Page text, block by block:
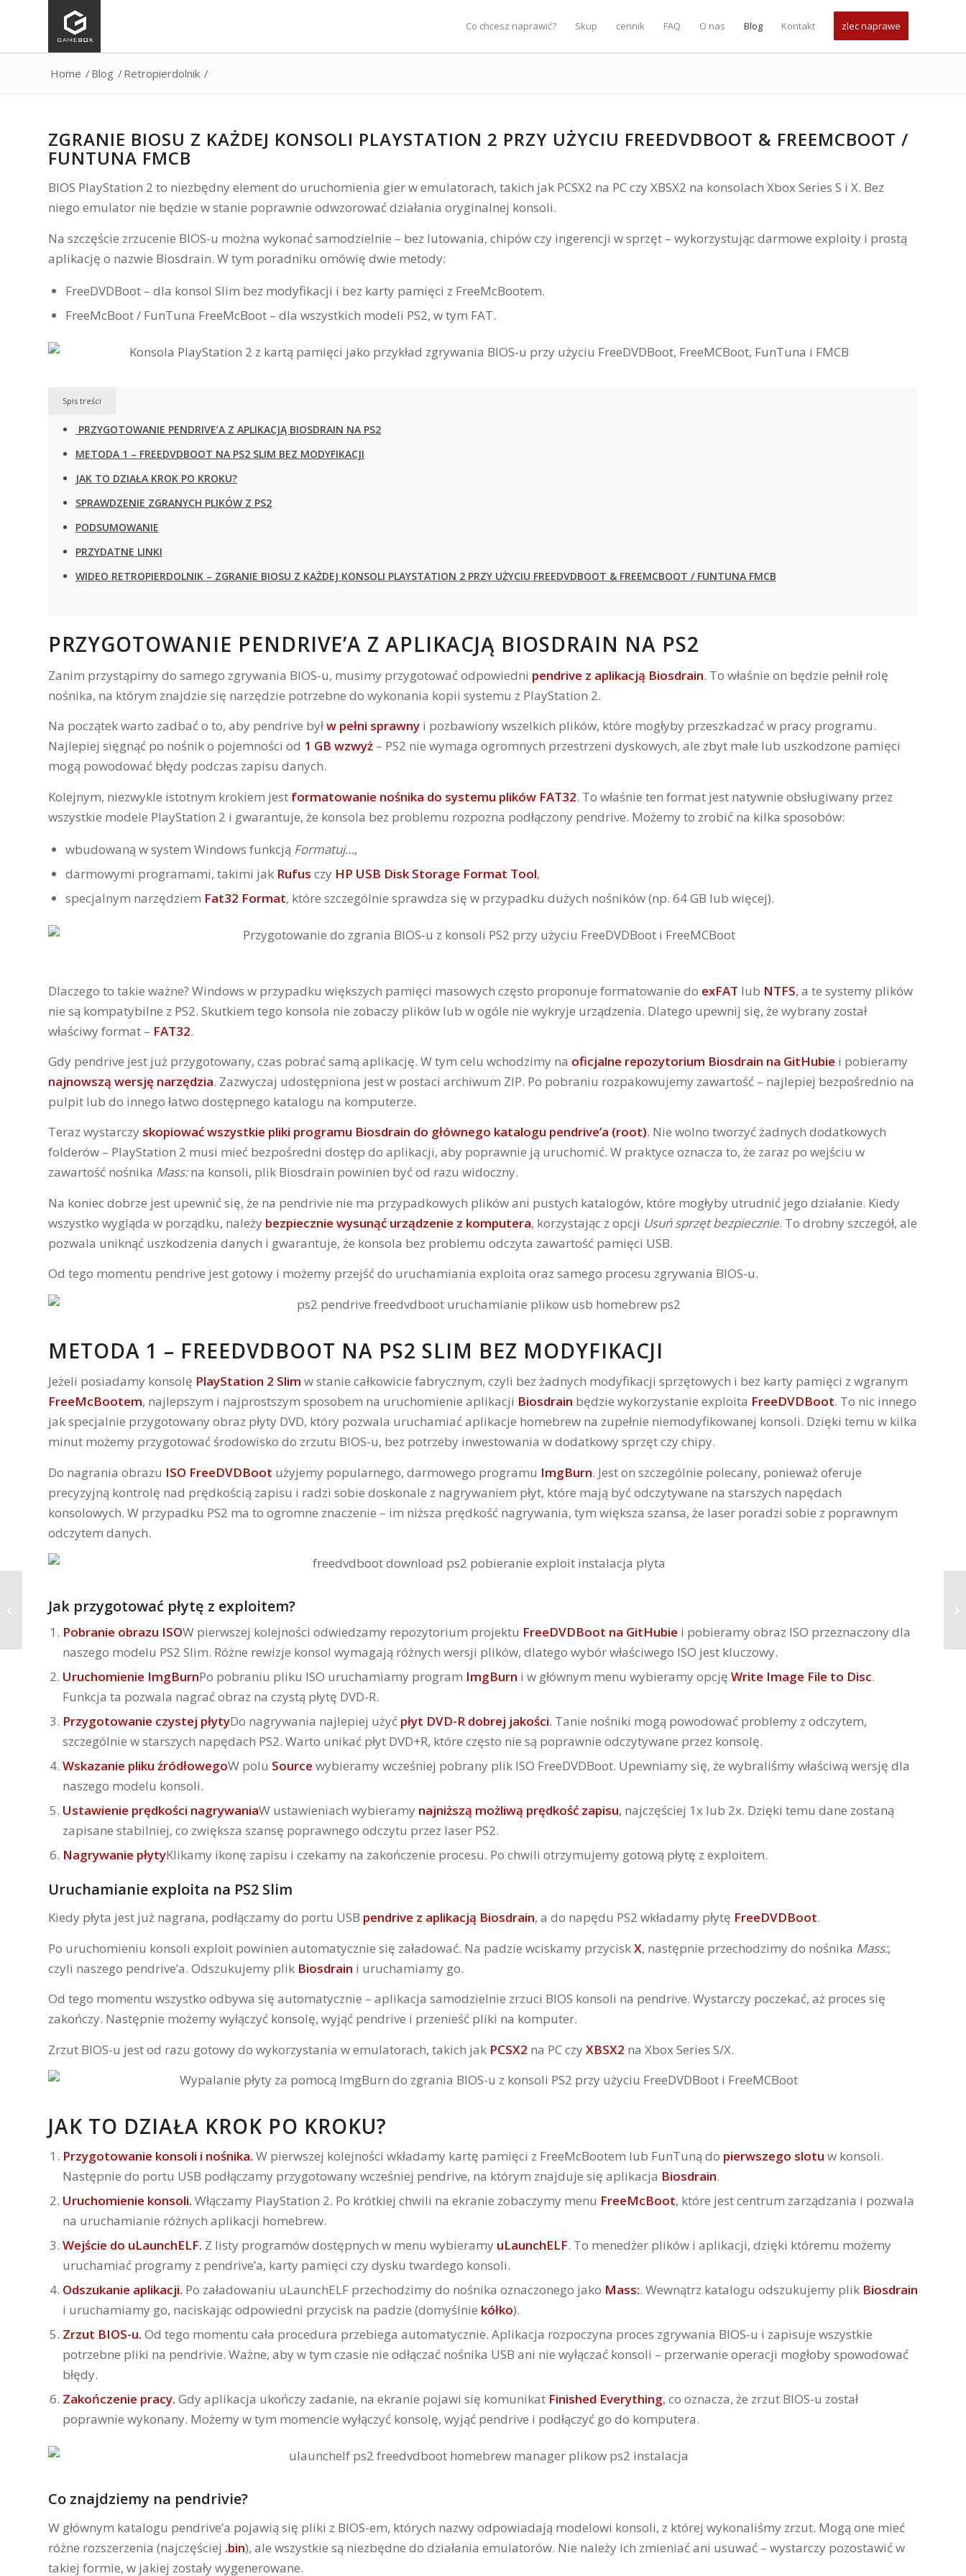
Co chcesz naprawić? Skup cennik FAQ O nas Blog Kontakt zlec naprawe
Home / Blog / Retropierdolnik /
ZGRANIE BIOSU Z KAŻDEJ KONSOLI PLAYSTATION 2 PRZY UŻYCIU FREEDVDBOOT & FREEMCBOOT /
FUNTUNA FMCB
BIOS PlayStation 2 to niezbędny element do uruchomienia gier w emulatorach, takich jak PCSX2 na PC czy XBSX2 na konsolach Xbox Series S i X. Bez
niego emulator nie będzie w stanie poprawnie odwzorować działania oryginalnej konsoli.
Na szczęście zrzucenie BIOS-u można wykonać samodzielnie – bez lutowania, chipów czy ingerencji w sprzęt – wykorzystując darmowe exploity i prostą
aplikację o nazwie Biosdrain. W tym poradniku omówię dwie metody:
FreeDVDBoot – dla konsol Slim bez modyfikacji i bez karty pamięci z FreeMcBootem.
FreeMcBoot / FunTuna FreeMcBoot – dla wszystkich modeli PS2, w tym FAT.
Spis treści
PRZYGOTOWANIE PENDRIVE’A Z APLIKACJĄ BIOSDRAIN NA PS2
METODA 1 – FREEDVDBOOT NA PS2 SLIM BEZ MODYFIKACJI
JAK TO DZIAŁA KROK PO KROKU?
SPRAWDZENIE ZGRANYCH PLIKÓW Z PS2
PODSUMOWANIE
PRZYDATNE LINKI
WIDEO RETROPIERDOLNIK – ZGRANIE BIOSU Z KAŻDEJ KONSOLI PLAYSTATION 2 PRZY UŻYCIU FREEDVDBOOT & FREEMCBOOT / FUNTUNA FMCB
PRZYGOTOWANIE PENDRIVE’A Z APLIKACJĄ BIOSDRAIN NA PS2
Zanim przystąpimy do samego zgrywania BIOS-u, musimy przygotować odpowiedni pendrive z aplikacją Biosdrain. To właśnie on będzie pełnił rolę
nośnika, na którym znajdzie się narzędzie potrzebne do wykonania kopii systemu z PlayStation 2.
Na początek warto zadbać o to, aby pendrive byłw pełni sprawny i pozbawiony wszelkich plików, które mogłyby przeszkadzać w pracy programu.
Najlepiej sięgnąć po nośnik o pojemności od 1 GB wzwyż – PS2 nie wymaga ogromnych przestrzeni dyskowych, ale zbyt małe lub uszkodzone pamięci
mogą powodować błędy podczas zapisu danych.
Kolejnym, niezwykle istotnym krokiem jest formatowanie nośnika do systemu plików FAT32. To właśnie ten format jest natywnie obsługiwany przez
wszystkie modele PlayStation 2 i gwarantuje, że konsola bez problemu rozpozna podłączony pendrive. Możemy to zrobić na kilka sposobów:
wbudowaną w system Windows funkcją Formatuj…,
darmowymi programami, takimi jak Rufus czy HP USB Disk Storage Format Tool,
specjalnym narzędziem Fat32 Format, które szczególnie sprawdza się w przypadku dużych nośników (np. 64 GB lub więcej).
Dlaczego to takie ważne? Windows w przypadku większych pamięci masowych często proponuje formatowanie do exFAT lub NTFS, a te systemy plików
nie są kompatybilne z PS2. Skutkiem tego konsola nie zobaczy plików lub w ogóle nie wykryje urządzenia. Dlatego upewnij się, że wybrany został
właściwy format – FAT32.
Gdy pendrive jest już przygotowany, czas pobrać samą aplikację. W tym celu wchodzimy na oficjalne repozytorium Biosdrain na GitHubie i pobieramy
najnowszą wersję narzędzia. Zazwyczaj udostępniona jest w postaci archiwum ZIP. Po pobraniu rozpakowujemy zawartość – najlepiej bezpośrednio na
pulpit lub do innego łatwo dostępnego katalogu na komputerze.
Teraz wystarczy skopiować wszystkie pliki programu Biosdrain do głównego katalogu pendrive’a (root). Nie wolno tworzyć żadnych dodatkowych
folderów – PlayStation 2 musi mieć bezpośredni dostęp do aplikacji, aby poprawnie ją uruchomić. W praktyce oznacza to, że zaraz po wejściu w
zawartość nośnika Mass:na konsoli, plik Biosdrain powinien być od razu widoczny.
Na koniec dobrze jest upewnić się, że na pendrivie nie ma przypadkowych plików ani pustych katalogów, które mogłyby utrudnić jego działanie. Kiedy
wszystko wygląda w porządku, należy bezpiecznie wysunąć urządzenie z komputera, korzystając z opcji Usuń sprzęt bezpiecznie. To drobny szczegół, ale
pozwala uniknąć uszkodzenia danych i gwarantuje, że konsola bez problemu odczyta zawartość pamięci USB.
Od tego momentu pendrive jest gotowy i możemy przejść do uruchamiania exploita oraz samego procesu zgrywania BIOS-u.
METODA 1 – FREEDVDBOOT NA PS2 SLIM BEZ MODYFIKACJI
Jeżeli posiadamy konsolę PlayStation 2 Slim w stanie całkowicie fabrycznym, czyli bez żadnych modyfikacji sprzętowych i bez karty pamięci z wgranym
FreeMcBootem, najlepszym i najprostszym sposobem na uruchomienie aplikacji Biosdrain będzie wykorzystanie exploita FreeDVDBoot. To nic innego
jak specjalnie przygotowany obraz płyty DVD, który pozwala uruchamiać aplikacje homebrew na zupełnie niemodyfikowanej konsoli. Dzięki temu w kilka
minut możemy przygotować środowisko do zrzutu BIOS-u, bez potrzeby inwestowania w dodatkowy sprzęt czy chipy.
Do nagrania obrazu ISO FreeDVDBoot użyjemy popularnego, darmowego programu ImgBurn. Jest on szczególnie polecany, ponieważ oferuje
precyzyjną kontrolę nad prędkością zapisu i radzi sobie doskonale z nagrywaniem płyt, które mają być odczytywane na starszych napędach
konsolowych. W przypadku PS2 ma to ogromne znaczenie – im niższa prędkość nagrywania, tym większa szansa, że laser poradzi sobie z poprawnym
odczytem danych.
Jak przygotować płytę z exploitem?
Pobranie obrazu ISOW pierwszej kolejności odwiedzamy repozytorium projektu FreeDVDBoot na GitHubie i pobieramy obraz ISO przeznaczony dla
naszego modelu PS2 Slim. Różne rewizje konsol wymagają różnych wersji plików, dlatego wybór właściwego ISO jest kluczowy.
Uruchomienie ImgBurnPo pobraniu pliku ISO uruchamiamy program ImgBurn i w głównym menu wybieramy opcję Write Image File to Disc.
Funkcja ta pozwala nagrać obraz na czystą płytę DVD-R.
Przygotowanie czystej płytyDo nagrywania najlepiej użyć płyt DVD-R dobrej jakości. Tanie nośniki mogą powodować problemy z odczytem,
szczególnie w starszych napędach PS2. Warto unikać płyt DVD+R, które często nie są poprawnie odczytywane przez konsolę.
Wskazanie pliku źródłowegoW polu Source wybieramy wcześniej pobrany plik ISO FreeDVDBoot. Upewniamy się, że wybraliśmy właściwą wersję dla
naszego modelu konsoli.
Ustawienie prędkości nagrywaniaW ustawieniach wybieramy najniższą możliwą prędkość zapisu, najczęściej 1x lub 2x. Dzięki temu dane zostaną
zapisane stabilniej, co zwiększa szansę poprawnego odczytu przez laser PS2.
Nagrywanie płytyKlikamy ikonę zapisu i czekamy na zakończenie procesu. Po chwili otrzymujemy gotową płytę z exploitem.
Uruchamianie exploita na PS2 Slim
Kiedy płyta jest już nagrana, podłączamy do portu USB pendrive z aplikacją Biosdrain, a do napędu PS2 wkładamy płytę FreeDVDBoot.
Po uruchomieniu konsoli exploit powinien automatycznie się załadować. Na padzie wciskamy przyciskX, następnie przechodzimy do nośnika Mass:,
czyli naszego pendrive’a. Odszukujemy plik Biosdrain i uruchamiamy go.
Od tego momentu wszystko odbywa się automatycznie – aplikacja samodzielnie zrzuci BIOS konsoli na pendrive. Wystarczy poczekać, aż proces się
zakończy. Następnie możemy wyłączyć konsolę, wyjąć pendrive i przenieść pliki na komputer.
Zrzut BIOS-u jest od razu gotowy do wykorzystania w emulatorach, takich jak PCSX2 na PC czyXBSX2 na Xbox Series S/X.
JAK TO DZIAŁA KROK PO KROKU?
Przygotowanie konsoli i nośnika. W pierwszej kolejności wkładamy kartę pamięci z FreeMcBootem lub FunTuną do pierwszego slotu w konsoli.
Następnie do portu USB podłączamy przygotowany wcześniej pendrive, na którym znajduje się aplikacja Biosdrain.
Uruchomienie konsoli. Włączamy PlayStation 2. Po krótkiej chwili na ekranie zobaczymy menu FreeMcBoot, które jest centrum zarządzania i pozwala
na uruchamianie różnych aplikacji homebrew.
Wejście do uLaunchELF. Z listy programów dostępnych w menu wybieramy uLaunchELF. To menedżer plików i aplikacji, dzięki któremu możemy
uruchamiać programy z pendrive’a, karty pamięci czy dysku twardego konsoli.
Odszukanie aplikacji. Po załadowaniu uLaunchELF przechodzimy do nośnika oznaczonego jako Mass:. Wewnątrz katalogu odszukujemy plik Biosdrain
i uruchamiamy go, naciskając odpowiedni przycisk na padzie (domyślnie kółko).
Zrzut BIOS-u. Od tego momentu cała procedura przebiega automatycznie. Aplikacja rozpoczyna proces zgrywania BIOS-u i zapisuje wszystkie
potrzebne pliki na pendrivie. Ważne, aby w tym czasie nie odłączać nośnika USB ani nie wyłączać konsoli – przerwanie operacji mogłoby spowodować
błędy.
Zakończenie pracy. Gdy aplikacja ukończy zadanie, na ekranie pojawi się komunikat Finished Everything, co oznacza, że zrzut BIOS-u został
poprawnie wykonany. Możemy w tym momencie wyłączyć konsolę, wyjąć pendrive i podłączyć go do komputera.
Co znajdziemy na pendrivie?
W głównym katalogu pendrive’a pojawią się pliki z BIOS-em, których nazwy odpowiadają modelowi konsoli, z której wykonaliśmy zrzut. Mogą one mieć
różne rozszerzenia (najczęściej .bin), ale wszystkie są niezbędne do działania emulatorów. Nie należy ich zmieniać ani usuwać – wystarczy pozostawić w
takiej formie, w jakiej zostały wygenerowane.
Zgranie BIOSU PSX &
PS2 (NIEPOTRZEBNA
KONSOLA)